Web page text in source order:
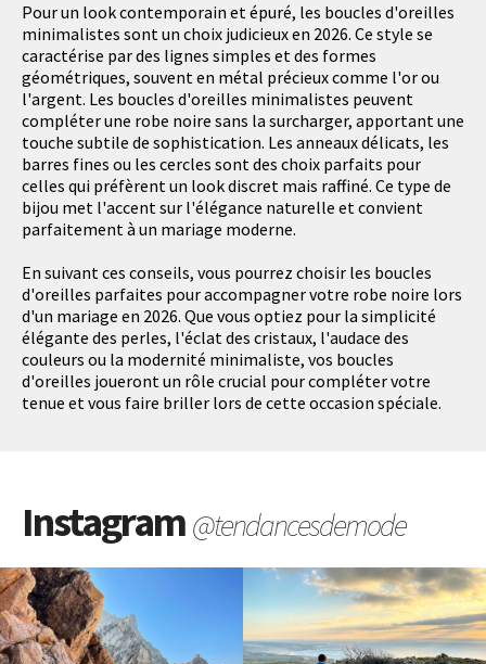
Pour un look contemporain et épuré, les boucles d'oreilles
minimalistes sont un choix judicieux en 2026. Ce style se
caractérise par des lignes simples et des formes
géométriques, souvent en métal précieux comme l'or ou
l'argent. Les boucles d'oreilles minimalistes peuvent
compléter une robe noire sans la surcharger, apportant une
touche subtile de sophistication. Les anneaux délicats, les
barres fines ou les cercles sont des choix parfaits pour
celles qui préfèrent un look discret mais raffiné. Ce type de
bijou met l'accent sur l'élégance naturelle et convient
parfaitement à un mariage moderne.
En suivant ces conseils, vous pourrez choisir les boucles
d'oreilles parfaites pour accompagner votre robe noire lors
d'un mariage en 2026. Que vous optiez pour la simplicité
élégante des perles, l'éclat des cristaux, l'audace des
couleurs ou la modernité minimaliste, vos boucles
d'oreilles joueront un rôle crucial pour compléter votre
tenue et vous faire briller lors de cette occasion spéciale.
Instagram@tendancesdemode